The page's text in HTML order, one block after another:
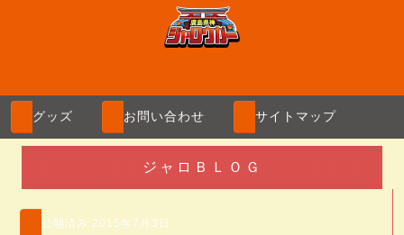
グッズ お問い合わせ サイトマップ
ジャロＢＬＯＧ
公開済み 2015年7月3日